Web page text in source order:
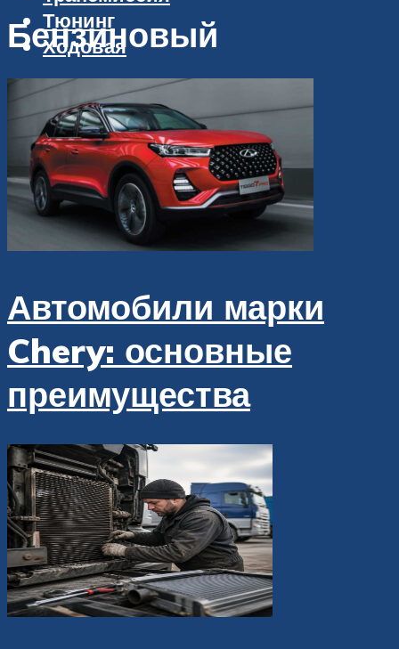
Тюнинг
Ходовая
Меню
Бензиновый
Автомобили марки
Chery: основные
преимущества